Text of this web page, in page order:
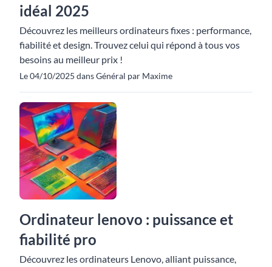
idéal 2025
Découvrez les meilleurs ordinateurs fixes : performance,
fiabilité et design. Trouvez celui qui répond à tous vos
besoins au meilleur prix !
Le 04/10/2025 dans Général par Maxime
Ordinateur lenovo : puissance et
fiabilité pro
Découvrez les ordinateurs Lenovo, alliant puissance,